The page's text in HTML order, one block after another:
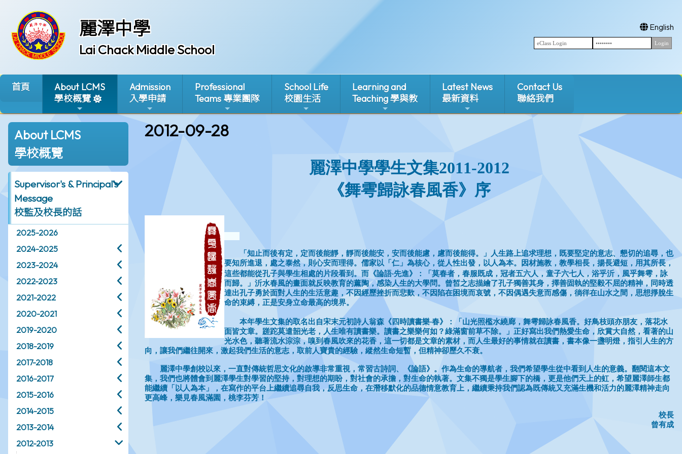
麗澤中學
Lai Chack Middle School
English
首頁
About LCMS
學校概覽
Admission
入學申請
Professional
Teams 專業團隊
School Life
校園生活
Learning and
Teaching 學與教
Latest News
最新資料
Contact Us
聯絡我們
About LCMS
學校概覽
Supervisor's & Principal's
Message
校監及校長的話
2025-2026
2024-2025
2023-2024
2022-2023
2021-2022
2020-2021
2019-2020
2018-2019
2017-2018
2016-2017
2015-2016
2014-2015
2013-2014
2012-2013
2012-09-28